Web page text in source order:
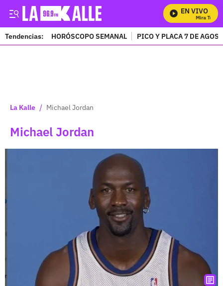
EN VIVO
Mira Todos
Tendencias: HORÓSCOPO SEMANAL PICO Y PLACA 7 DE
La Kalle / Michael Jordan
Michael Jordan